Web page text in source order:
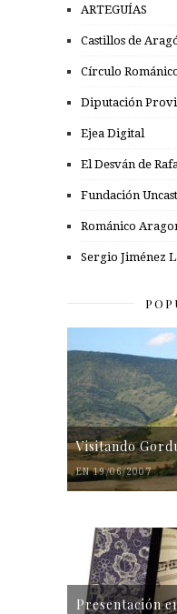
ARTEGUÍAS
Castillos de
Círculo
Diputación
Ejea Digital
El Desván de
Fundación
Románico
Sergio Jiménez
Visitando
EN 19/06/2007
Presentación